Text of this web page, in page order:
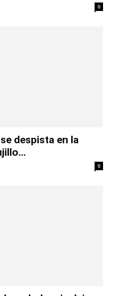
0
despista en la
0